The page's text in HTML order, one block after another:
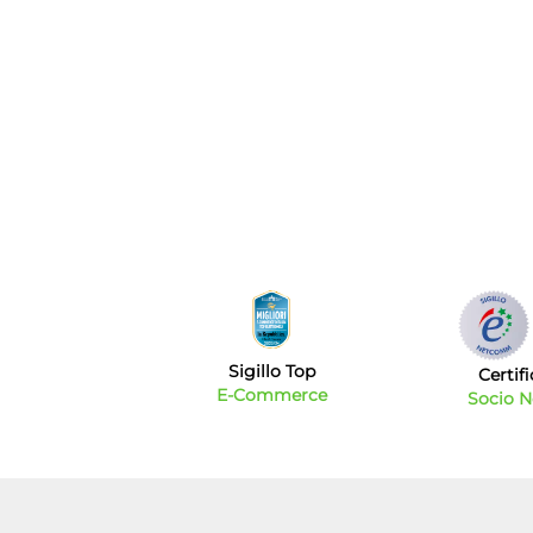
Sigillo Top
E-Commerce
Socio